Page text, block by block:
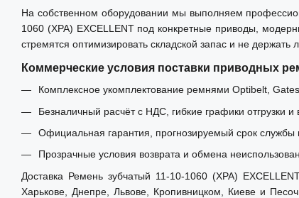
На собственном оборудовании мы выполняем
1060 (XPA) EXCELLENT под конкретные приводы,
стремятся оптимизировать складской запас и не
Коммерческие условия поставки приводных
Комплексное укомплектование ремнями Optibelt,
Безналичный расчёт с НДС, гибкие графики отгрузки и
Официальная гарантия, прогнозируемый срок службы
Прозрачные условия возврата и обмена
Доставка Ремень зубчатый 11-10-1060 (XPA)
Харькове, Днепре, Львове, Кропивницком, Киеве и